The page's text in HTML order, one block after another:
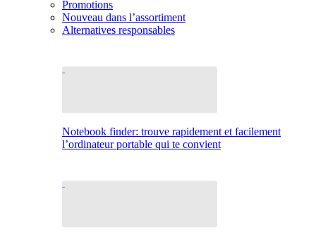
Promotions
Nouveau dans l’assortiment
Alternatives responsables
Notebook finder: trouve rapidement et facilement
l’ordinateur portable qui te convient